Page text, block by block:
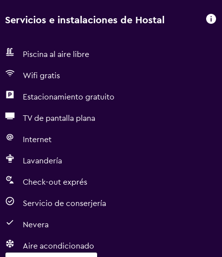
Servicios e instalaciones de Hostal
Piscina al aire libre
Wifi gratis
Estacionamiento gratuito
TV de pantalla plana
Internet
Lavandería
Check-out exprés
Servicio de conserjería
Nevera
Aire acondicionado